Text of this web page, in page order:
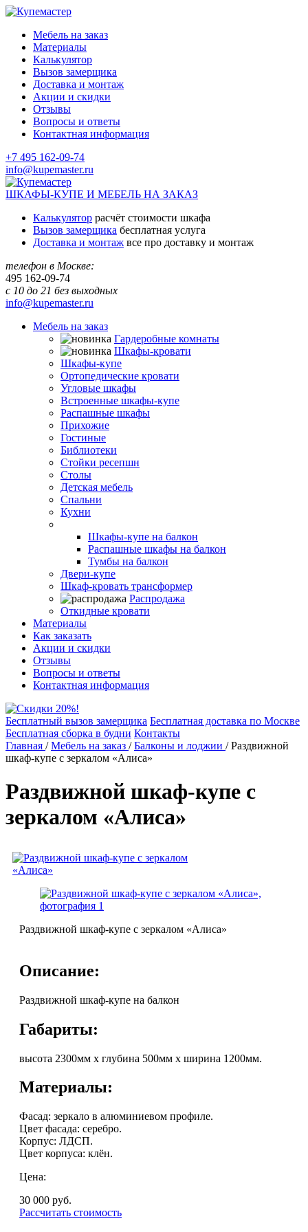
Мебель на заказ
Материалы
Калькулятор
Вызов замерщика
Доставка и монтаж
Акции и скидки
Отзывы
Вопросы и ответы
Контактная информация
+7 495 162-09-74
info@kupemaster.ru
ШКАФЫ-КУПЕ И МЕБЕЛЬ НА ЗАКАЗ
Калькулятор расчёт стоимости шкафа
Вызов замерщика бесплатная услуга
Доставка и монтаж все про доставку и монтаж
телефон в Москве:
495 162-09-74
с 10 до 21 без выходных
info@kupemaster.ru
Мебель на заказ
Гардеробные комнаты
Шкафы-кровати
Шкафы-купе
Ортопедические кровати
Угловые шкафы
Встроенные шкафы-купе
Распашные шкафы
Прихожие
Гостиные
Библиотеки
Стойки ресепшн
Столы
Детская мебель
Спальни
Кухни
Шкафы-купе на балкон
Распашные шкафы на балкон
Тумбы на балкон
Двери-купе
Шкаф-кровать трансформер
Распродажа
Откидные кровати
Материалы
Как заказать
Акции и скидки
Отзывы
Вопросы и ответы
Контактная информация
Бесплатный вызов замерщика Бесплатная доставка по Москве
Бесплатная сборка в будни Контакты
Главная /Мебель на заказ /Балконы и лоджии /Раздвижной
шкаф-купе с зеркалом «Алиса»
Раздвижной шкаф-купе с
зеркалом «Алиса»
Раздвижной шкаф-купе с зеркалом «Алиса»
Описание:
Раздвижной шкаф-купе на балкон
Габариты:
высота 2300мм х глубина 500мм х ширина 1200мм.
Материалы:
Фасад: зеркало в алюминиевом профиле.
Цвет фасада: серебро.
Корпус: ЛДСП.
Цвет корпуса: клён.
Цена:
30 000 руб.
Рассчитать стоимость